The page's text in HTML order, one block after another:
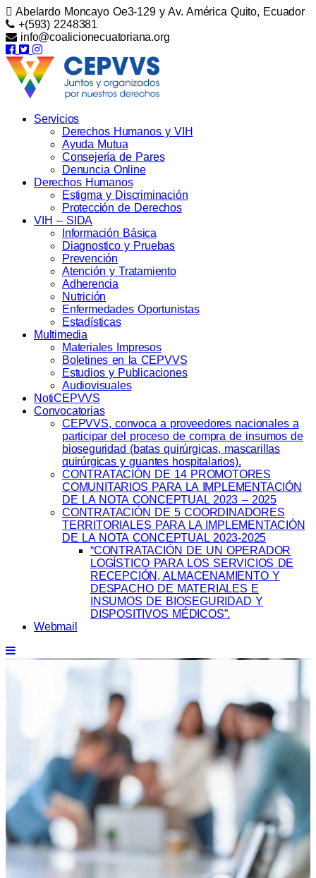
Abelardo Moncayo Oe3-129 y Av. América Quito, Ecuador
+(593) 2248381
info@coalicionecuatoriana.org
Servicios
Derechos Humanos y VIH
Ayuda Mutua
Consejería de Pares
Denuncia Online
Derechos Humanos
Estigma y Discriminación
Protección de Derechos
VIH – SIDA
Información Básica
Diagnostico y Pruebas
Prevención
Atención y Tratamiento
Adherencia
Nutrición
Enfermedades Oportunistas
Estadísticas
Multimedia
Materiales Impresos
Boletines en la CEPVVS
Estudios y Publicaciones
Audiovisuales
NotiCEPVVS
Convocatorias
CEPVVS, convoca a proveedores nacionales a
participar del proceso de compra de insumos de
bioseguridad (batas quirúrgicas, mascarillas
quirúrgicas y guantes hospitalarios).
CONTRATACIÓN DE 14 PROMOTORES
COMUNITARIOS PARA LA IMPLEMENTACIÓN
DE LA NOTA CONCEPTUAL 2023 – 2025
CONTRATACIÓN DE 5 COORDINADORES
TERRITORIALES PARA LA IMPLEMENTACIÓN
DE LA NOTA CONCEPTUAL 2023-2025
“CONTRATACIÓN DE UN OPERADOR
LOGÍSTICO PARA LOS SERVICIOS DE
RECEPCIÓN, ALMACENAMIENTO Y
DESPACHO DE MATERIALES E
INSUMOS DE BIOSEGURIDAD Y
DISPOSITIVOS MÉDICOS”.
Webmail